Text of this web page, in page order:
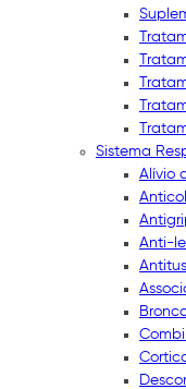
Sistema
Alívio
Anti-